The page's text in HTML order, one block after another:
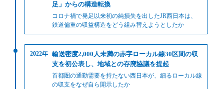
足」からの構造転換
コロナ禍で発足以来初の純損失を出したJR西日本は、
鉄道偏重の収益構造をどう組み替えようとしたか
2022年 輸送密度2,000人未満の赤字ローカル線30区間の収
支を初公表し、地域との存廃協議を提起
首都圏の通勤需要を持たない西日本が、細るローカル線
の収支をなぜ自ら開示したか